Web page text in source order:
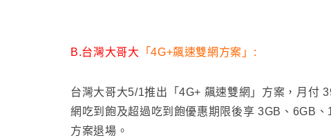
B.台灣大哥大 「4G+飆速雙網方案」 :
台灣大哥大5/1推出「4G+ 飆速雙網」方案，月付
網吃到飽及超過吃到飽優惠期限後享 3GB、6GB
方案退場。